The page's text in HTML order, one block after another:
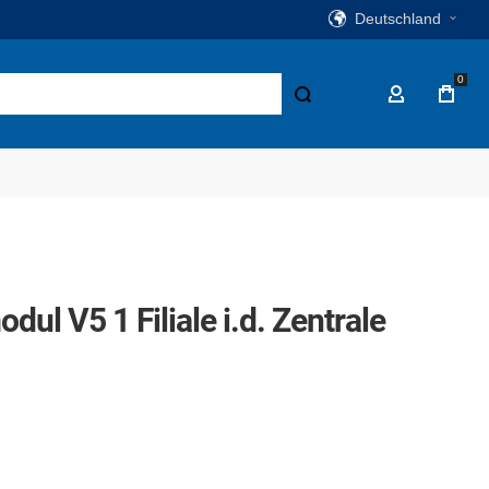
Deutschland
Mein Konto
0
V5 1 Filiale i.d. Zentrale